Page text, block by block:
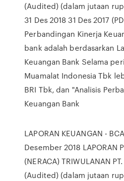
(Audited) (dalam jutaan
31 Des 2018 31 Des 2017
Perbandingan Kinerja
bank adalah berdasarkan
Keuangan Bank Selama
Muamalat Indonesia Tbk
BRI Tbk, dan "Analisis
Keuangan Bank
LAPORAN KEUANGAN -
Desember 2018 LAPORAN
(NERACA) TRIWULANAN
(Audited) (dalam jutaan